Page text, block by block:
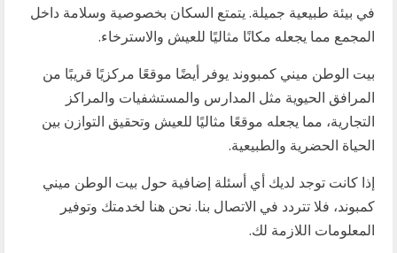
في بيئة طبيعية جميلة. يتمتع السكان بخصوصية وسلامة داخل
المجمع مما يجعله مكانًا مثاليًا للعيش والاسترخاء.
بيت الوطن ميني كمبووند يوفر أيضًا موقعًا مركزيًا قريبًا من
المرافق الحيوية مثل المدارس والمستشفيات والمراكز
التجارية، مما يجعله موقعًا مثاليًا للعيش وتحقيق التوازن بين
الحياة الحضرية والطبيعية.
إذا كانت توجد لديك أي أسئلة إضافية حول بيت الوطن ميني
كمبوند، فلا تتردد في الاتصال بنا. نحن هنا لخدمتك وتوفير
المعلومات اللازمة لك.